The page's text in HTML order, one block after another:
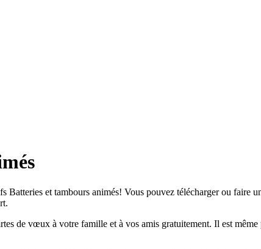
et tambours animés! Vous pouvez télécharger ou faire
de vœux à votre famille et à vos amis gratuitement. Il est